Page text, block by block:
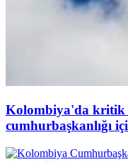
Kolombiya'da kritik
cumhurbaşkanlığı